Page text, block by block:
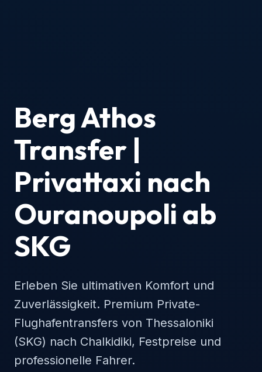
Berg Athos
Transfer |
Privattaxi nach
Ouranoupoli ab
SKG
Erleben Sie ultimativen Komfort und
Zuverlässigkeit. Premium Private-
Flughafentransfers von Thessaloniki
(SKG) nach Chalkidiki, Festpreise und
professionelle Fahrer.